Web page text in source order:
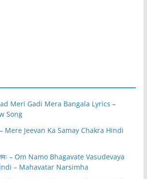
Read Meri Gadi Mera Bangala Lyrics –
Song
Mere Jeevan Ka Samay Chakra Hindi
– Om Namo Bhagavate Vasudevaya
– Mahavatar Narsimha